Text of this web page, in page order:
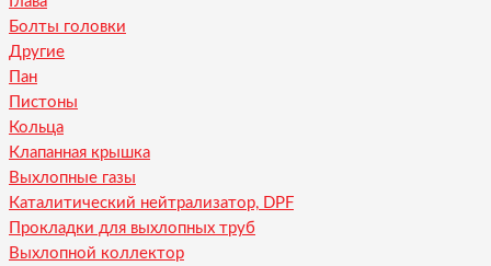
Болты головки
Другие
Пан
Пистоны
Кольца
Клапанная крышка
Выхлопные газы
Каталитический нейтрализатор, DPF
Прокладки для выхлопных труб
Выхлопной коллектор